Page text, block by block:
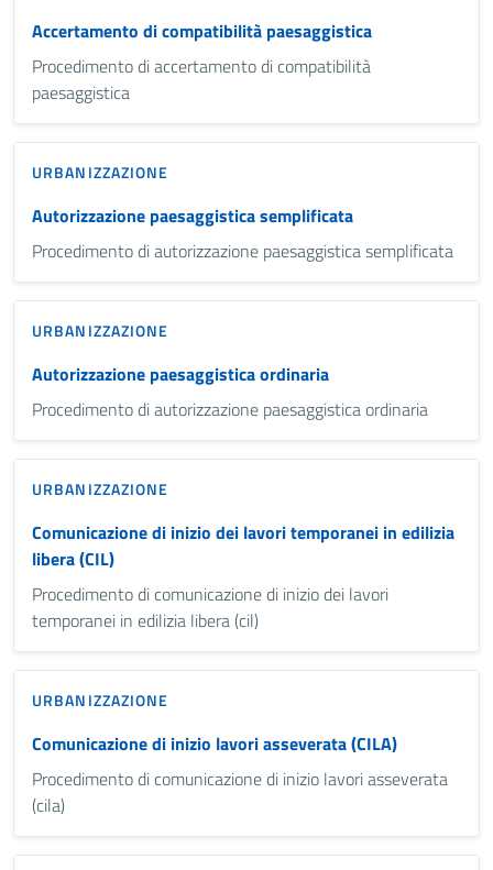
Accertamento di compatibilità paesaggistica
Procedimento di accertamento di compatibilità
paesaggistica
URBANIZZAZIONE
Autorizzazione paesaggistica semplificata
Procedimento di autorizzazione paesaggistica semplificata
URBANIZZAZIONE
Autorizzazione paesaggistica ordinaria
Procedimento di autorizzazione paesaggistica ordinaria
URBANIZZAZIONE
Comunicazione di inizio dei lavori temporanei in edilizia
libera (CIL)
Procedimento di comunicazione di inizio dei lavori
temporanei in edilizia libera (cil)
URBANIZZAZIONE
Comunicazione di inizio lavori asseverata (CILA)
Procedimento di comunicazione di inizio lavori asseverata
(cila)